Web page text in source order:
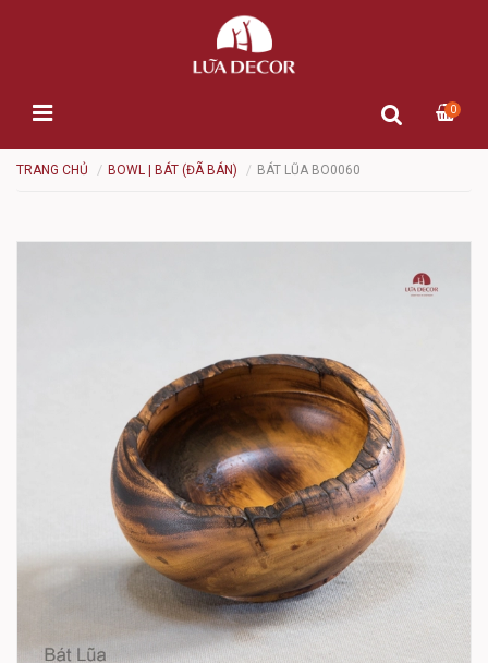
0
TRANG CHỦ BOWL | BÁT (ĐÃ BÁN) BÁT LŨA BO0060